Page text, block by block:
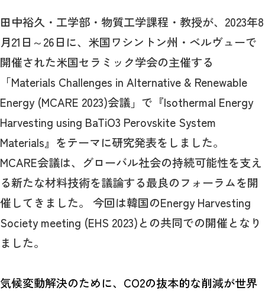
田中裕久・工学部・物質工学課程・教授が、2023年8
月21日～26日に、米国ワシントン州・ベルヴューで
開催された米国セラミック学会の主催する
「Materials Challenges in Alternative & Renewable
Energy (MCARE 2023)会議」で『Isothermal Energy
Harvesting using BaTiO3 Perovskite System
Materials』をテーマに研究発表をしました。
MCARE会議は、グローバル社会の持続可能性を支え
る新たな材料技術を議論する最良のフォーラムを開
催してきました。 今回は韓国のEnergy Harvesting
Society meeting (EHS 2023)との共同での開催となり
ました。
気候変動解決のために、 CO2の抜本的な削減が世界